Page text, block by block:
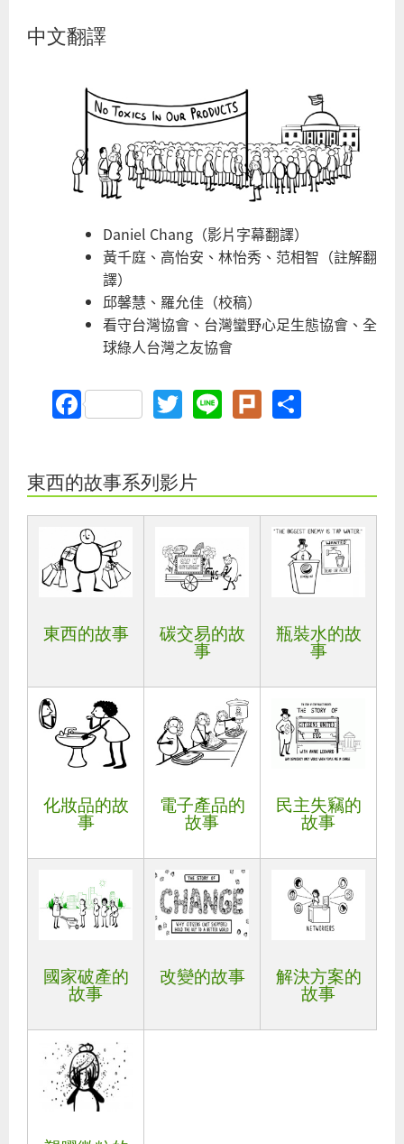
中文翻譯
Daniel Chang（影片字幕翻譯）
黃千庭、高怡安、林怡秀、范相智（註解翻
譯）
邱馨慧、羅允佳（校稿）
看守台灣協會、台灣蠻野心足生態協會、全
球綠人台灣之友協會
FacebookTwitter
LinePlurk
東西的故事系列影片
東西的故事 碳交易的故
事
瓶裝水的故
事
化妝品的故
事
電子產品的
故事
民主失竊的
故事
國家破產的
故事
改變的故事 解決方案的
故事